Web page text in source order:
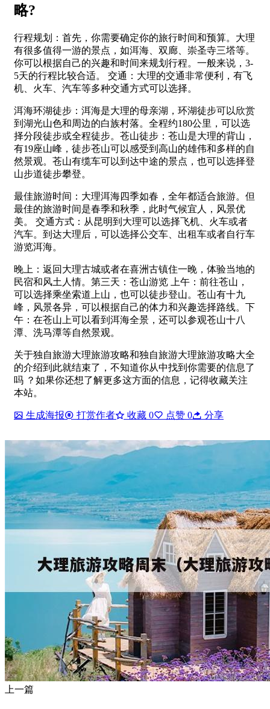
略?
行程规划：首先，你需要确定你的旅行时间和预算。大理
有很多值得一游的景点，如洱海、双廊、崇圣寺三塔等。
你可以根据自己的兴趣和时间来规划行程。一般来说，3-
5天的行程比较合适。 交通：大理的交通非常便利，有飞
机、火车、汽车等多种交通方式可以选择。
洱海环湖徒步：洱海是大理的母亲湖，环湖徒步可以欣赏
到湖光山色和周边的白族村落。全程约180公里，可以选
择分段徒步或全程徒步。苍山徒步：苍山是大理的背山，
有19座山峰，徒步苍山可以感受到高山的雄伟和多样的自
然景观。苍山有缆车可以到达中途的景点，也可以选择登
山步道徒步攀登。
最佳旅游时间：大理洱海四季如春，全年都适合旅游。但
最佳的旅游时间是春季和秋季，此时气候宜人，风景优
美。 交通方式：从昆明到大理可以选择飞机、火车或者
汽车。到达大理后，可以选择公交车、出租车或者自行车
游览洱海。
晚上：返回大理古城或者在喜洲古镇住一晚，体验当地的
民宿和风土人情。第三天：苍山游览 上午：前往苍山，
可以选择乘坐索道上山，也可以徒步登山。苍山有十九
峰，风景各异，可以根据自己的体力和兴趣选择路线。下
午：在苍山上可以看到洱海全景，还可以参观苍山十八
潭、洗马潭等自然景观。
关于独自旅游大理旅游攻略和独自旅游大理旅游攻略大全
的介绍到此就结束了，不知道你从中找到你需要的信息了
吗 ？如果你还想了解更多这方面的信息，记得收藏关注
本站。
生成海报 打赏作者 收藏 0 点赞 0 分享
上一篇